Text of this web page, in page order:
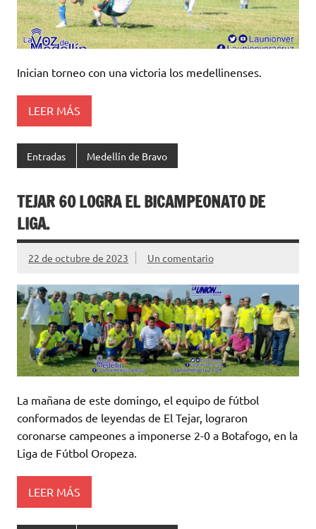
Inician torneo con una victoria los medellinenses.
LEER MÁS
Entradas Medellín de Bravo
TEJAR 60 LOGRA EL BICAMPEONATO DE
LIGA.
22 de octubre de 2023 Un comentario
La mañana de este domingo, el equipo de fútbol
conformados de leyendas de El Tejar, lograron
coronarse campeones a imponerse 2-0 a Botafogo, en la
Liga de Fútbol Oropeza.
LEER MÁS